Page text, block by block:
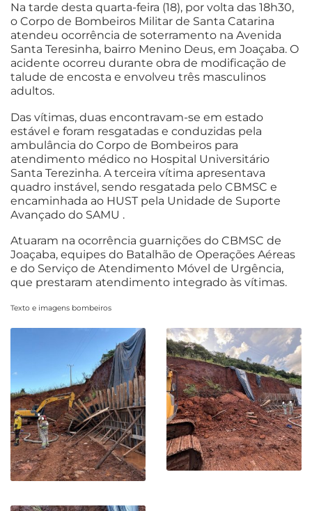
Na tarde desta quarta-feira (18), por volta das 18h30,
o Corpo de Bombeiros Militar de Santa Catarina
atendeu ocorrência de soterramento na Avenida
Santa Teresinha, bairro Menino Deus, em Joaçaba. O
acidente ocorreu durante obra de modificação de
talude de encosta e envolveu três masculinos
adultos.
Das vítimas, duas encontravam-se em estado
estável e foram resgatadas e conduzidas pela
ambulância do Corpo de Bombeiros para
atendimento médico no Hospital Universitário
Santa Terezinha. A terceira vítima apresentava
quadro instável, sendo resgatada pelo CBMSC e
encaminhada ao HUST pela Unidade de Suporte
Avançado do SAMU .
Atuaram na ocorrência guarnições do CBMSC de
Joaçaba, equipes do Batalhão de Operações Aéreas
e do Serviço de Atendimento Móvel de Urgência,
que prestaram atendimento integrado às vítimas.
Texto e imagens bombeiros